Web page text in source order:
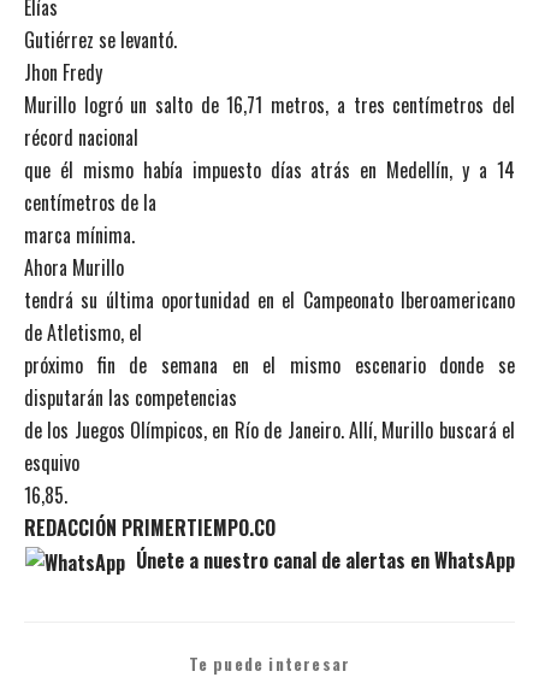
Elías
Gutiérrez se levantó.
Jhon Fredy
Murillo logró un salto de 16,71 metros, a tres centímetros del
récord nacional
que él mismo había impuesto días atrás en Medellín, y a 14
centímetros de la
marca mínima.
Ahora Murillo
tendrá su última oportunidad en el Campeonato Iberoamericano
de Atletismo, el
próximo fin de semana en el mismo escenario donde se
disputarán las competencias
de los Juegos Olímpicos, en Río de Janeiro. Allí, Murillo buscará el
esquivo
16,85.
REDACCIÓN PRIMERTIEMPO.CO
Únete a nuestro canal de alertas en WhatsApp
Te puede interesar